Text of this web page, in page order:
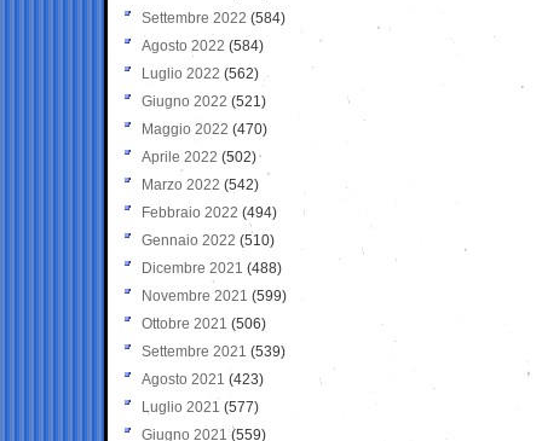
Settembre 2022 (584)
Agosto 2022 (584)
Luglio 2022 (562)
Giugno 2022 (521)
Maggio 2022 (470)
Aprile 2022 (502)
Marzo 2022 (542)
Febbraio 2022 (494)
Gennaio 2022 (510)
Dicembre 2021 (488)
Novembre 2021 (599)
Ottobre 2021 (506)
Settembre 2021 (539)
Agosto 2021 (423)
Luglio 2021 (577)
Giugno 2021(559)